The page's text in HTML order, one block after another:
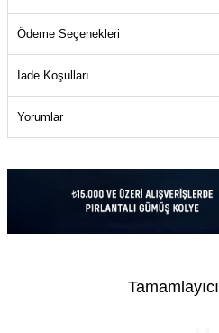
Ödeme Seçenekleri
İade Koşulları
Yorumlar